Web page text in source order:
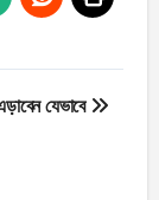
যেভাবে